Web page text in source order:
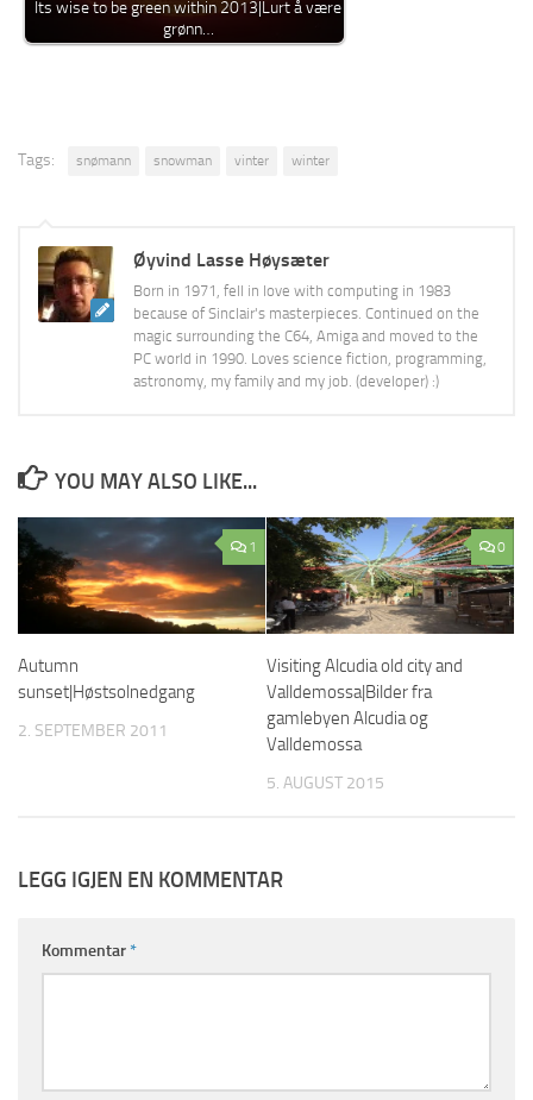
Its wise to be green within 2013|Lurt å være
grønn…
Tags: snømann snowman vinter winter
Øyvind Lasse Høysæter
Born in 1971, fell in love with computing in 1983
because of Sinclair's masterpieces. Continued on the
magic surrounding the C64, Amiga and moved to the
PC world in 1990. Loves science fiction, programming,
astronomy, my family and my job. (developer) :)
YOU MAY ALSO LIKE...
1
Autumn
sunset|Høstsolnedgang
2. SEPTEMBER 2011
0
Visiting Alcudia old city and
Valldemossa|Bilder fra
gamlebyen Alcudia og
Valldemossa
5. AUGUST 2015
LEGG IGJEN EN KOMMENTAR
Kommentar*